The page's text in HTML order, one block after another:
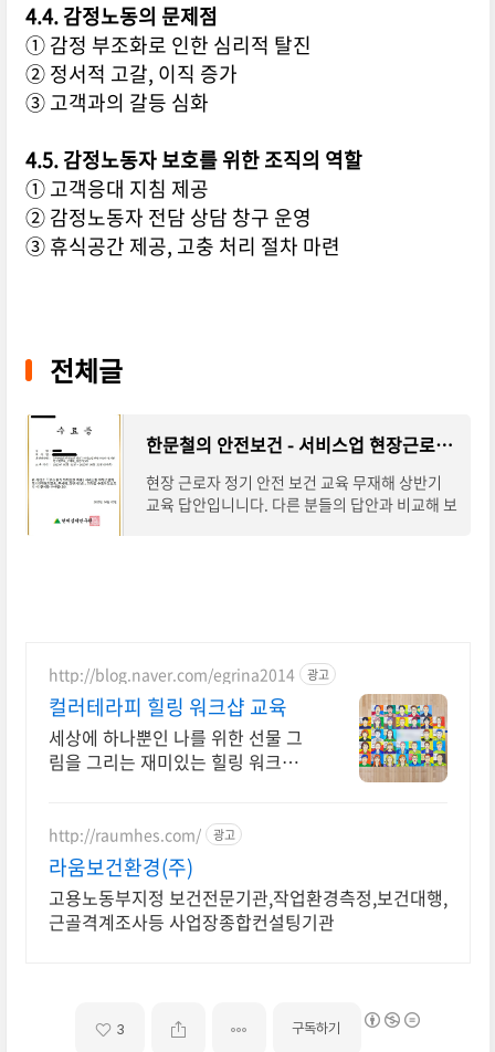
4.4. 감정노동의 문제점
① 감정 부조화로 인한 심리적 탈진
② 정서적 고갈, 이직 증가
③ 고객과의 갈등 심화
4.5. 감정노동자 보호를 위한 조직의 역할
① 고객응대 지침 제공
② 감정노동자 전담 상담 창구 운영
③ 휴식공간 제공, 고충 처리 절차 마련
전체글
한문철의 안전보건 - 서비스업 현장근로자 정기안전보건교육_무재해_상반기
현장 근로자 정기 안전 보건 교육 무재해 상반기
교육 답안입니니다. 다른 분들의 답안과 비교해 보
http://blog.naver.com/egrina2014 광고
컬러테라피 힐링 워크샵 교육
세상에 하나뿐인 나를 위한 선물 그
림을 그리는 재미있는 힐링 워크샵
http://raumhes.com/ 광고
라움보건환경(주)
고용노동부지정 보건전문기관,작업환경측정,보건대행,
근골격계조사등 사업장종합컨설팅기관
3 구독하기